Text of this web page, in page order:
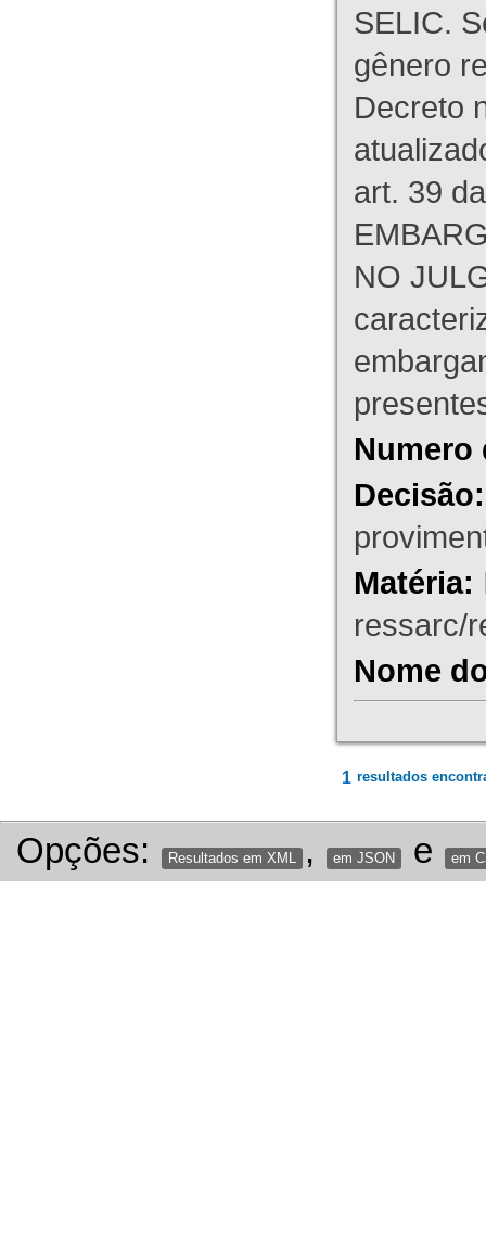
SELIC.
gênero
Decreto
art. 39
NO
Numero
Decisão:
Matéria:
ressarc/
Nome
1 resultados
Opções: Resultados em XML , em JSON e em